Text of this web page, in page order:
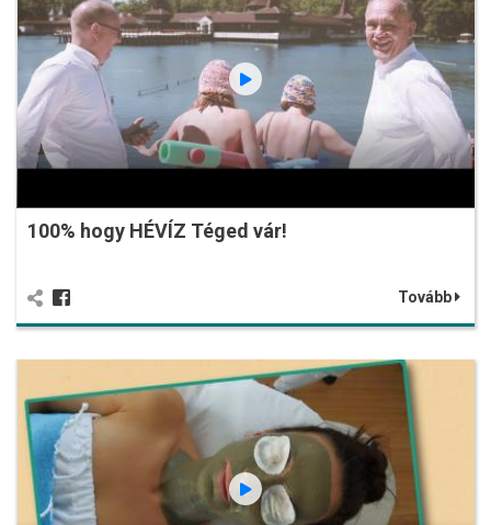
100% hogy HÉVÍZ Téged vár!
Tovább